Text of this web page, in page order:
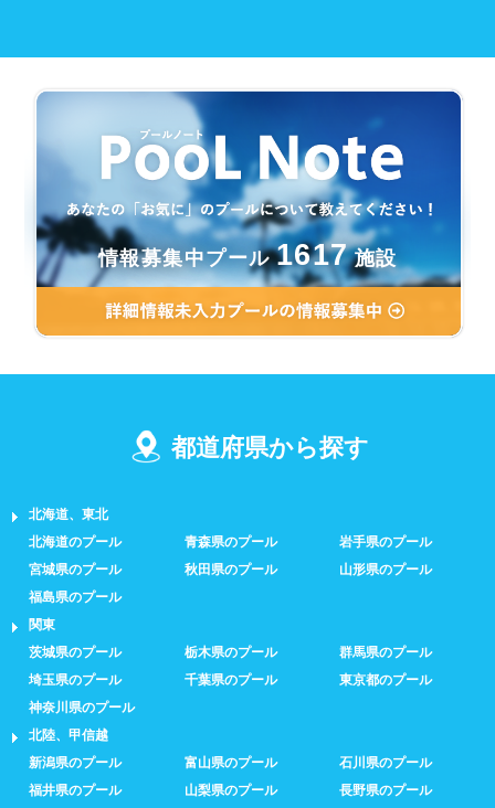
情報募集中プール 1617 施設
都道府県から探す
北海道、東北
北海道のプール
青森県のプール
岩手県のプール
宮城県のプール
秋田県のプール
山形県のプール
福島県のプール
関東
茨城県のプール
栃木県のプール
群馬県のプール
埼玉県のプール
千葉県のプール
東京都のプール
神奈川県のプール
北陸、甲信越
新潟県のプール
富山県のプール
石川県のプール
福井県のプール
山梨県のプール
長野県のプール